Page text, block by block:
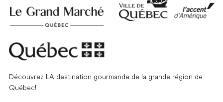
Découvrez LA destination gourmande de la grande région de
Québec!